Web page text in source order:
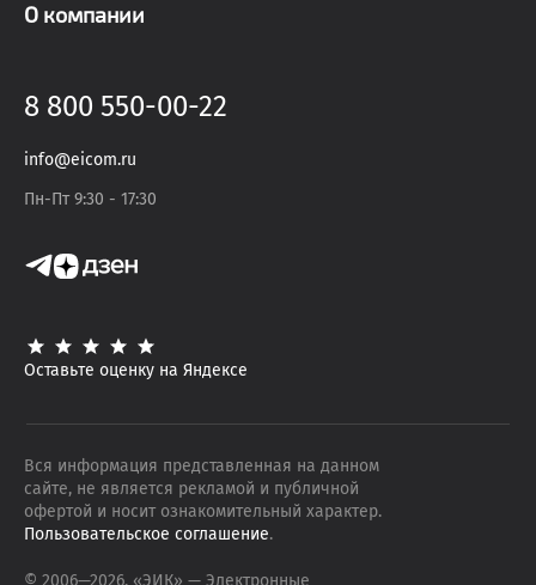
О компании
8 800 550-00-22
info@eicom.ru
Пн-Пт 9:30 - 17:30
Оставьте оценку на Яндексе
Вся информация представленная на данном
сайте, не является рекламой и публичной
офертой и носит ознакомительный характер.
Пользовательское соглашение.
© 2006—2026, «ЭИК» — Электронные